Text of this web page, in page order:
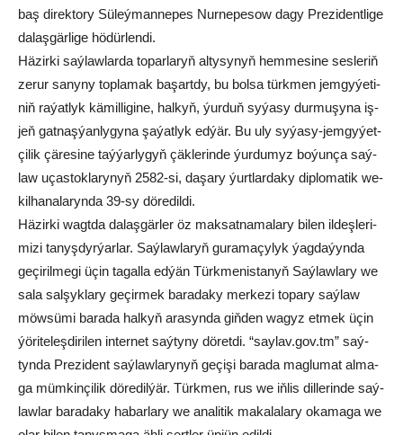
baş di­rek­to­ry Sü­leý­man­ne­pes Nur­ne­pe­sow da­gy Pre­zi­dent­li­ge
da­laş­gär­li­ge hö­dür­le­n­di.
Hä­zir­ki saý­law­lar­da to­par­la­ryň al­ty­sy­nyň hem­me­si­ne ses­le­riň
ze­rur sa­ny­ny top­la­mak ba­şart­dy, bu bol­sa türk­men jem­gy­ýe­ti­
niň ra­ýat­lyk kä­mil­li­gi­ne, hal­kyň, ýur­duň sy­ýa­sy dur­mu­şy­na iş­
jeň gat­naş­ýan­ly­gy­na şa­ýat­lyk ed­ýär. Bu uly sy­ýa­sy-jem­gy­ýet­
çi­lik çä­re­si­ne taý­ýar­ly­gyň çäk­le­rin­de ýur­du­myz bo­ýun­ça saý­
law uças­tok­la­ry­nyň 2582-si, daşa­ry ýurt­lar­da­ky dip­lo­ma­tik we­
kil­ha­na­la­ryn­da 39-sy dö­re­dil­di.
Hä­zir­ki wagt­da da­laş­gär­ler öz mak­sat­na­ma­la­ry bi­len il­deş­le­ri­
mi­zi ta­nyş­dyr­ýar­lar. Saý­law­la­ryň gu­ra­ma­çy­lyk ýag­da­ýyn­da
ge­çi­ril­me­gi üçin ta­gal­la ed­ýän Türk­me­nis­ta­nyň Saý­law­la­ry we
sa­la sal­şyk­la­ry ge­çir­mek ba­ra­da­ky mer­ke­zi to­pary saý­law
möw­sü­mi ba­ra­da hal­kyň ara­syn­da giň­den wa­gyz et­mek üçin
ýö­ri­te­leş­di­ri­len in­ter­net saý­ty­ny dö­ret­di. “say­lav.gov.tm” saý­
tyn­da Pre­zi­dent saý­law­la­ry­nyň ge­çi­şi ba­ra­da mag­lu­mat al­ma­
ga müm­kin­çi­lik dö­re­dil­ýär. Türk­men, rus we iň­lis dil­le­rin­de saý­
law­lar ba­ra­da­ky ha­bar­la­ry we ana­li­tik ma­ka­la­la­ry oka­ma­ga we